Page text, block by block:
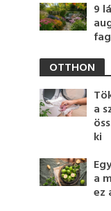
9
OTTHON
a
ki
a
ez